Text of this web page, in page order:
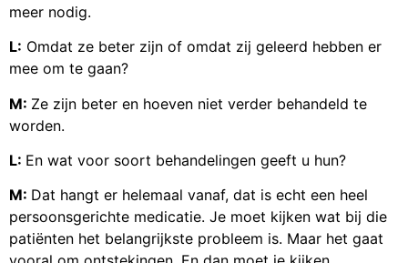
meer nodig.
L: Omdat ze beter zijn of omdat zij geleerd hebben er
mee om te gaan?
M: Ze zijn beter en hoeven niet verder behandeld te
worden.
L: En wat voor soort behandelingen geeft u hun?
M: Dat hangt er helemaal vanaf, dat is echt een heel
persoonsgerichte medicatie. Je moet kijken wat bij die
patiënten het belangrijkste probleem is. Maar het gaat